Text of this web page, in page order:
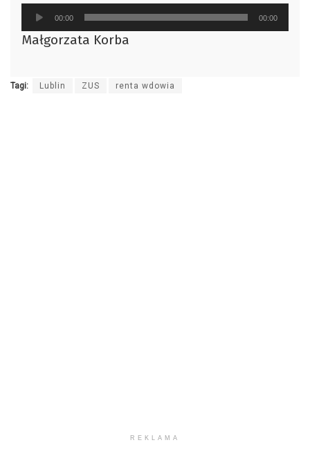
Odtwarzacz
plików
dźwiękowych
00:00 00:00
Małgorzata Korba
Tagi: Lublin ZUS renta wdowia
REKLAMA